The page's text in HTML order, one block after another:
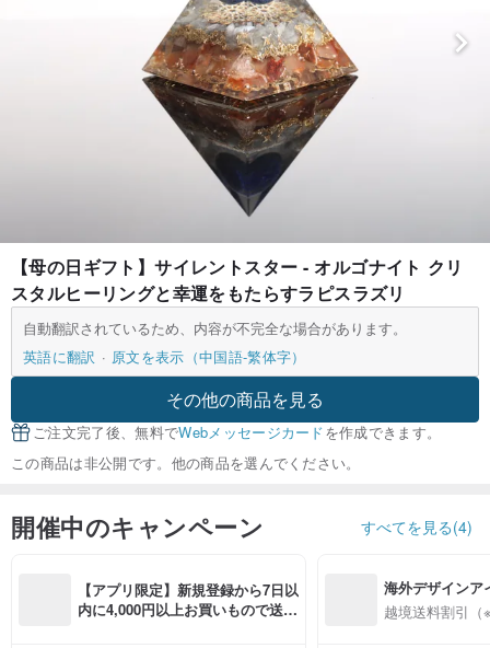
【母の日ギフト】サイレントスター - オルゴナイト クリ
スタルヒーリングと幸運をもたらすラピスラズリ
自動翻訳されているため、内容が不完全な場合があります。
英語に翻訳
原文を表示（中国語-繁体字）
その他の商品を見る
ご注文完了後、無料でWebメッセージカードを作成できます。
この商品は非公開です。他の商品を選んでください。
開催中のキャンペーン すべてを見る(4)
【アプリ限定】新規登録から7日以
内に4,000円以上お買いもので送料
海外デザインア
入
越境送料割引（